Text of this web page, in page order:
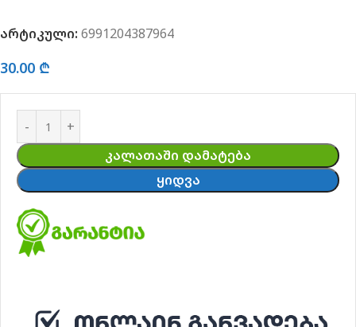
არტიკული: 6991204387964
30.00 ₾
ᲙᲐᲚᲐᲗᲐᲨᲘ ᲓᲐᲛᲐᲢᲔᲑᲐ
ᲧᲘᲓᲕᲐ